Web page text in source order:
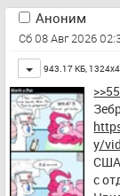
Аноним
Сб 08 Авг 2026
Toggle
943.17 КБ,
y/
с